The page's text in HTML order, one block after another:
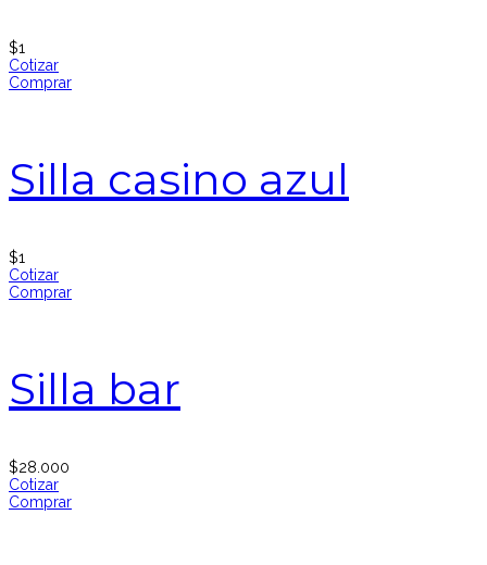
$1
Cotizar
Comprar
Silla casino azul
$1
Cotizar
Comprar
Silla bar
$28.000
Cotizar
Comprar